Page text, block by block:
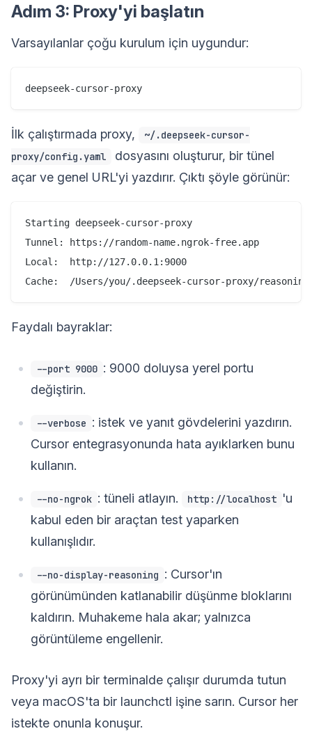
Adım 3: Proxy'yi başlatın
Varsayılanlar çoğu kurulum için uygundur:
İlk çalıştırmada proxy,
~/.deepseek-cursor-
proxy/config.yaml
dosyasını oluşturur, bir tünel
açar ve genel URL'yi yazdırır. Çıktı şöyle görünür:
Starting deepseek-cursor-proxy
Tunnel: https://random-name.ngrok-free.app
Local:  http://127.0.0.1:9000
Faydalı bayraklar:
--port 9000 : 9000 doluysa yerel portu
değiştirin.
--verbose : istek ve yanıt gövdelerini yazdırın.
Cursor entegrasyonunda hata ayıklarken bunu
kullanın.
--no-ngrok : tüneli atlayın. http://localhost 'u
kabul eden bir araçtan test yaparken
kullanışlıdır.
--no-display-reasoning : Cursor'ın
görünümünden katlanabilir düşünme bloklarını
kaldırın. Muhakeme hala akar; yalnızca
görüntüleme engellenir.
Proxy'yi ayrı bir terminalde çalışır durumda tutun
veya macOS'ta bir launchctl işine sarın. Cursor her
istekte onunla konuşur.